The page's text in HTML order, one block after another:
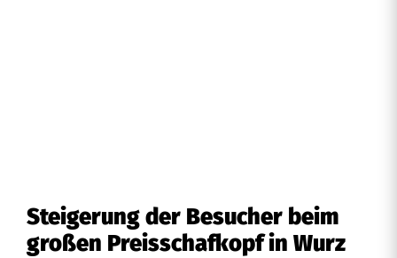
Steigerung der Besucher beim
großen Preisschafkopf in Wurz